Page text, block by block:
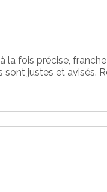
la fois précise,
justes et avisés.